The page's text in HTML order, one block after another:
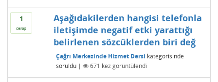
1
cevap
Aşağıdakilerden hangisi telefonla
iletişimde negatif etki yarattığı
belirlenen sözcüklerden biri değ
Çağrı Merkezinde Hizmet Dersi kategorisinde
soruldu | 671 kez görüntülendi